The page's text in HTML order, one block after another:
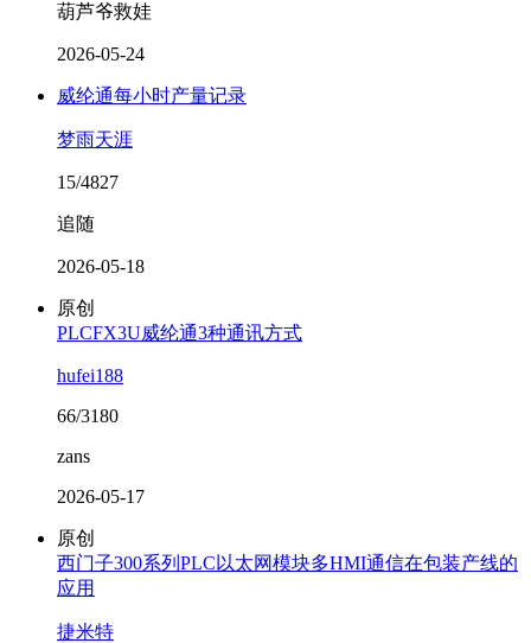
葫芦爷救娃
2026-05-24
威纶通每小时产量记录
梦雨天涯
15/4827
追随
2026-05-18
原创
PLCFX3U威纶通3种通讯方式
hufei188
66/3180
zans
2026-05-17
原创
西门子300系列PLC以太网模块多HMI通信在包装产线的
应用
捷米特